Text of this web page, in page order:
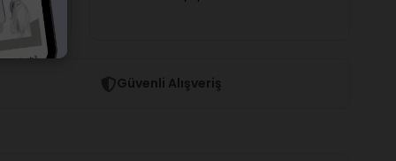
Güvenli Alışveriş